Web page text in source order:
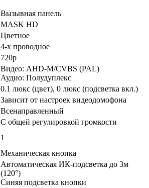
Вызывная панель
MASK HD
Цветное
4-х проводное
720p
Видео: AHD-M/CVBS (PAL)
Аудио: Полудуплекс
0.1 люкс (цвет), 0 люкс (подсветка вкл.)
Зависит от настроек видеодомофона
Всенаправленный
С общей регулировкой громкости
1
Механическая кнопка
Автоматическая ИК-подсветка до 3м
(120°)
Синяя подсветка кнопки